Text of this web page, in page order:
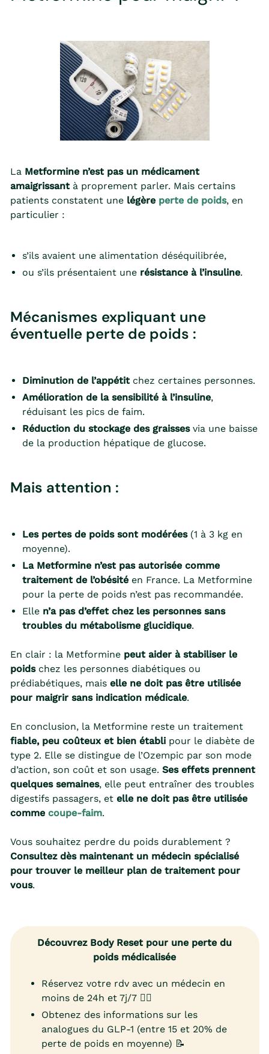
La Metformine n’est pas un médicament
amaigrissantà proprement parler. Mais certains
patients constatent une légère perte de poids, en
particulier :
s’ils avaient une alimentation déséquilibrée,
ou s’ils présentaient une résistance à l’insuline.
Mécanismes expliquant une
éventuelle perte de poids :
Diminution de l’appétitchez certaines personnes.
Amélioration de la sensibilité à l’insuline,
réduisant les pics de faim.
Réduction du stockage des graissesvia une baisse
de la production hépatique de glucose.
Mais attention :
Les pertes de poids sont modérées(1 à 3 kg en
moyenne).
La Metformine n’est pas autorisée comme
traitement de l’obésitéen France. La Metformine
pour la perte de poids n’est pas recommandée.
Elle n’a pas d’effet chez les personnes sans
troubles du métabolisme glucidique.
En clair : la Metformine peut aider à stabiliser le
poidschez les personnes diabétiques ou
prédiabétiques, mais elle ne doit pas être utilisée
pour maigrir sans indication médicale.
En conclusion, la Metformine reste un traitement
fiable, peu coûteux et bien établipour le diabète de
type 2. Elle se distingue de l’Ozempic par son mode
d’action, son coût et son usage. Ses effets prennent
quelques semaines, elle peut entraîner des troubles
digestifs passagers, et elle ne doit pas être utilisée
comme coupe-faim.
Vous souhaitez perdre du poids durablement ?
Consultez dès maintenant un médecin spécialisé
pour trouver le meilleur plan de traitement pour
vous.
Découvrez Body Reset pour une perte du
poids médicalisée
Réservez votre rdv avec un médecin en
moins de 24h et 7j/7 👨‍⚕️
Obtenez des informations sur les
analogues du GLP-1 (entre 15 et 20% de
perte de poids en moyenne) 📝